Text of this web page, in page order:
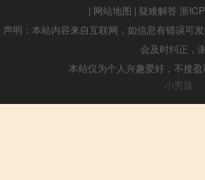
| 网站地图 | 疑难解答 浙
声明：本站内容来自互联网，如信息有错误可
会及时纠正，
本站仅为个人兴趣爱好，不接
小男孩